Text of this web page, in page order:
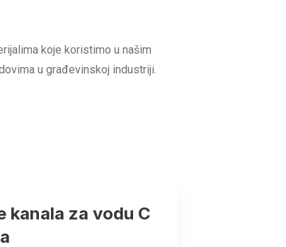
koje koristimo u našim
u građevinskoj industriji.
kanala za vodu C